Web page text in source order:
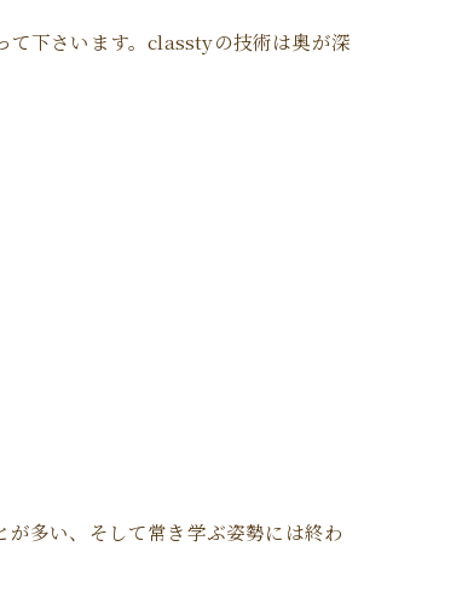
て下さいます。classtyの技術は奥が深
多い、そして常き学ぶ姿勢には終わ